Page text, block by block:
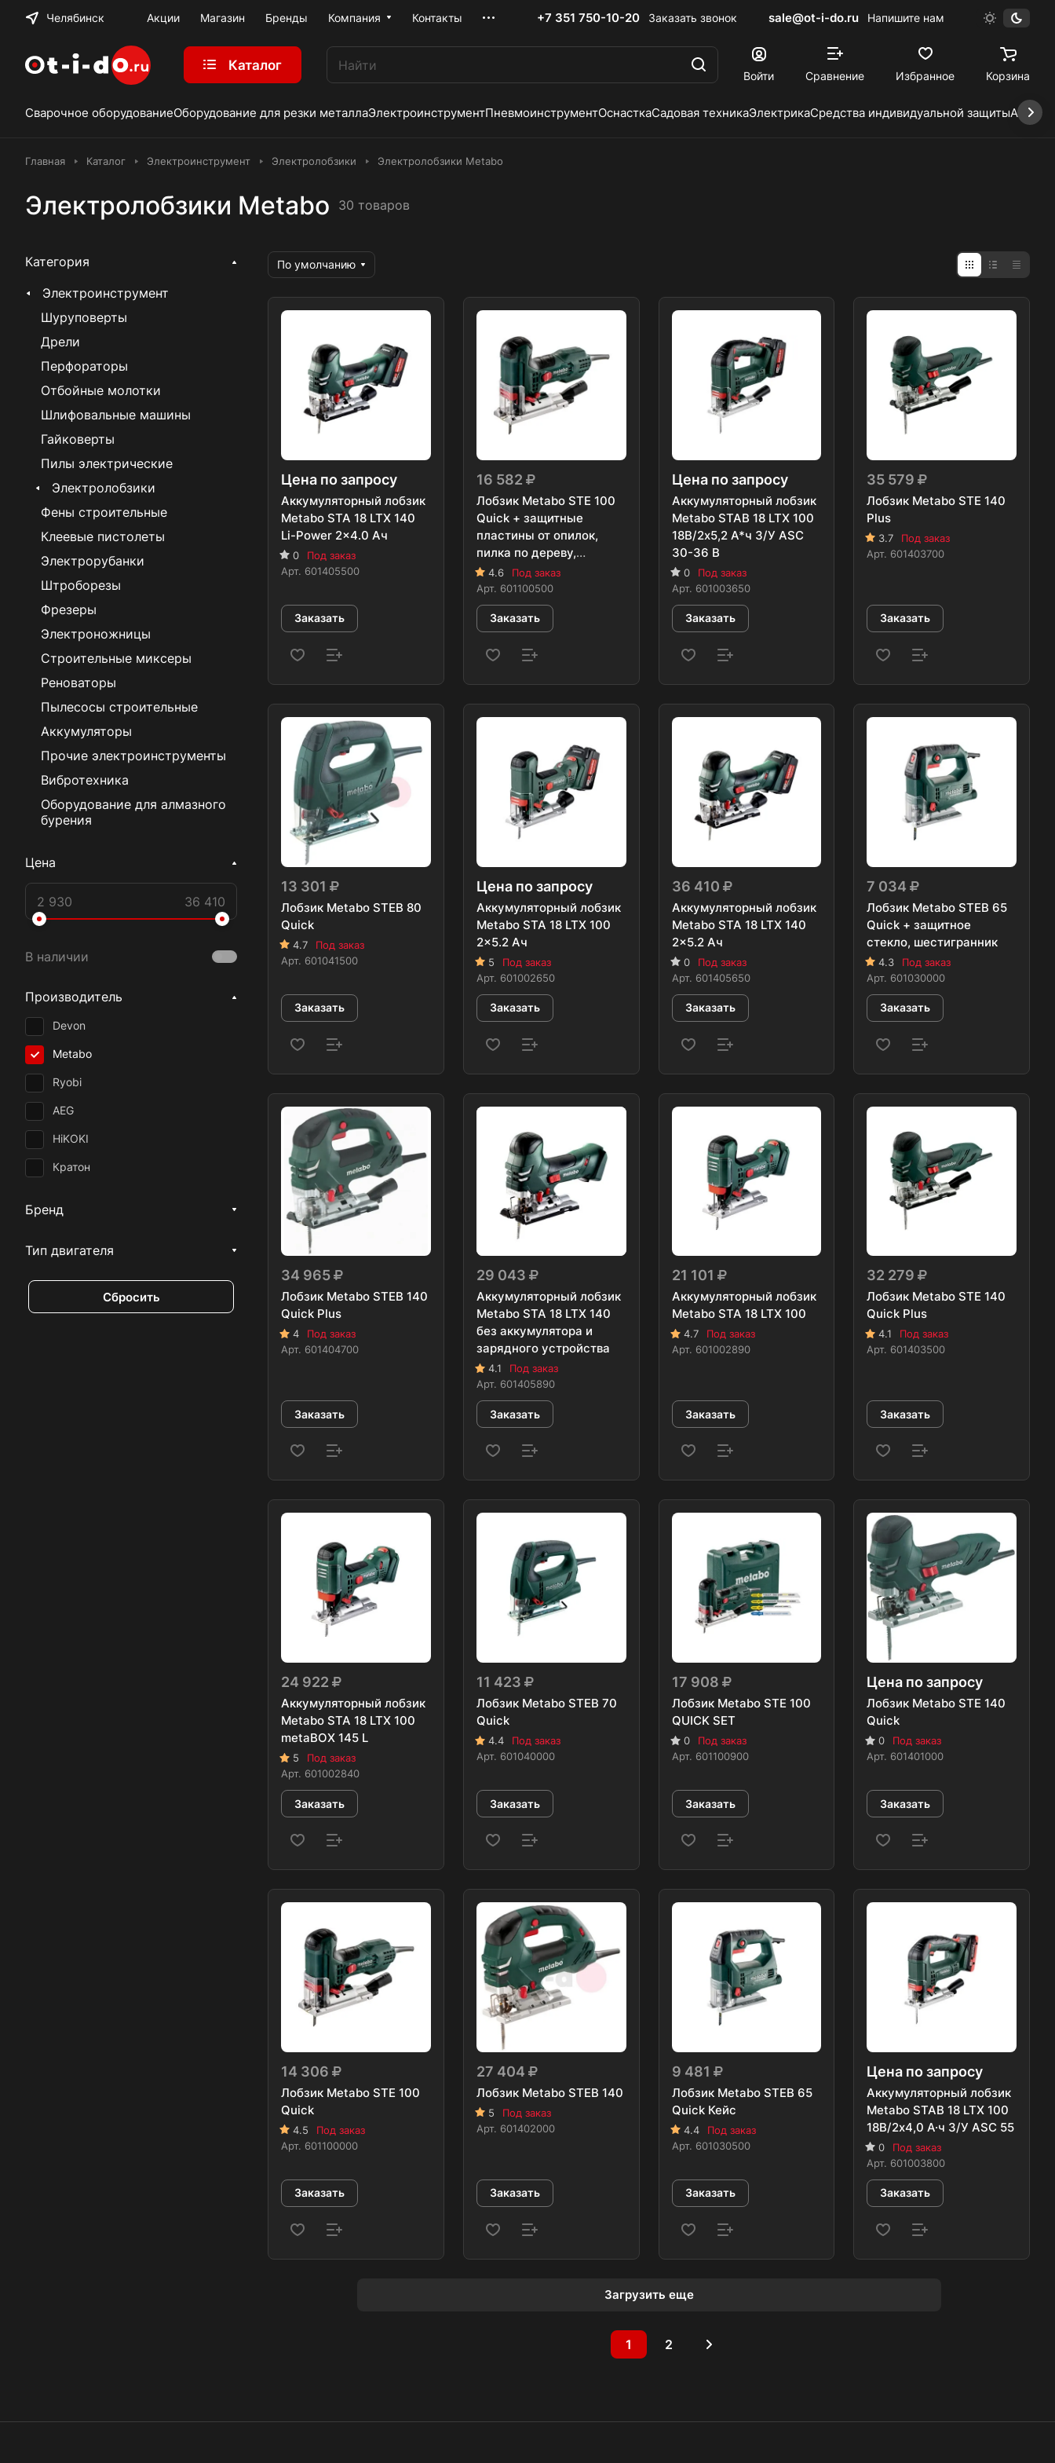
Челябинск Акции Магазин Бренды Компания Контакты +7 351 750-10-20 Заказать звонок sale@ot-i-do.ru Напишите нам
Каталог
Войти Сравнение Избранное Корзина
Сварочное оборудованиеОборудование для резки металлаЭлектроинструментПневмоинструментОснасткаСадовая техникаЭлектрикаСредства индивидуальной защиты
Главная Каталог Электроинструмент Электролобзики Электролобзики Metabo
Электролобзики Metabo 30 товаров
По умолчанию
Цена по запросу
Аккумуляторный лобзик
Metabo STA 18 LTX 140
Li-Power 2x4.0 Ач
0
Под заказ
Арт. 601405500
Заказать
16 582
Лобзик Metabo STE 100
Quick + защитные
пластины от опилок,
пилка по дереву,
пластиковый кейс
4.6
Под заказ
Арт. 601100500
Заказать
Цена по запросу
Аккумуляторный лобзик
Metabo STAB 18 LTX 100
18В/2x5,2 А*ч З/У ASC
30-36 В
0
Под заказ
Арт. 601003650
Заказать
35 579
Лобзик Metabo STE 140
Plus
3.7
Под заказ
Арт. 601403700
Заказать
13 301
Лобзик Metabo STEB 80
Quick
4.7
Под заказ
Арт. 601041500
Заказать
Цена по запросу
Аккумуляторный лобзик
Metabo STA 18 LTX 100
2x5.2 Ач
5
Под заказ
Арт. 601002650
Заказать
36 410
Аккумуляторный лобзик
Metabo STA 18 LTX 140
2x5.2 Ач
0
Под заказ
Арт. 601405650
Заказать
7 034
Лобзик Metabo STEB 65
Quick + защитное
стекло, шестигранник
4.3
Под заказ
Арт. 601030000
Заказать
34 965
Лобзик Metabo STEB 140
Quick Plus
4
Под заказ
Арт. 601404700
Заказать
29 043
Аккумуляторный лобзик
Metabo STA 18 LTX 140
без аккумулятора и
зарядного устройства
4.1
Под заказ
Арт. 601405890
Заказать
21 101
Аккумуляторный лобзик
Metabo STA 18 LTX 100
4.7
Под заказ
Арт. 601002890
Заказать
32 279
Лобзик Metabo STE 140
Quick Plus
4.1
Под заказ
Арт. 601403500
Заказать
24 922
Аккумуляторный лобзик
Metabo STA 18 LTX 100
metaBOX 145 L
5
Под заказ
Арт. 601002840
Заказать
11 423
Лобзик Metabo STEB 70
Quick
4.4
Под заказ
Арт. 601040000
Заказать
17 908
Лобзик Metabo STE 100
QUICK SET
0
Под заказ
Арт. 601100900
Заказать
Цена по запросу
Лобзик Metabo STE 140
Quick
0
Под заказ
Арт. 601401000
Заказать
14 306
Лобзик Metabo STE 100
Quick
4.5
Под заказ
Арт. 601100000
Заказать
27 404
Лобзик Metabo STEB 140
5
Под заказ
Арт. 601402000
Заказать
9 481
Лобзик Metabo STEB 65
Quick Кейс
4.4
Под заказ
Арт. 601030500
Заказать
Цена по запросу
Аккумуляторный лобзик
Metabo STAB 18 LTX 100
18В/2x4,0 А·ч З/У ASC 55
0
Под заказ
Арт. 601003800
Заказать
Загрузить еще
1 2
Категория
Электроинструмент
Шуруповерты
Дрели
Перфораторы
Отбойные молотки
Шлифовальные машины
Гайковерты
Пилы электрические
Электролобзики
Фены строительные
Клеевые пистолеты
Электрорубанки
Штроборезы
Фрезеры
Электроножницы
Строительные миксеры
Реноваторы
Пылесосы строительные
Аккумуляторы
Прочие электроинструменты
Вибротехника
Оборудование для алмазного
бурения
Цена
В наличии
Производитель
Devon
Metabo
Ryobi
AEG
HiKOKI
Кратон
Бренд
Тип двигателя
Сбросить